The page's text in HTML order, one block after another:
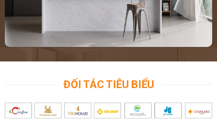
ĐỐI TÁC TIÊU BIỂU